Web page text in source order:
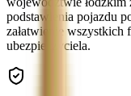
podstawienia pojazdu
załatwienie wszystkich
ubezpieczyciela.